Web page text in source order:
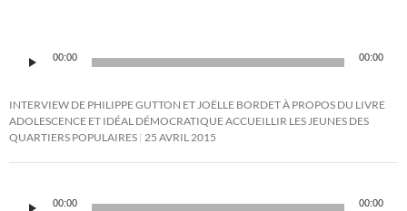
audio
00:00 00:00
INTERVIEW DE PHILIPPE GUTTON ET JOËLLE BORDET À PROPOS DU LIVRE
ADOLESCENCE ET IDÉAL DÉMOCRATIQUE ACCUEILLIR LES JEUNES DES
QUARTIERS POPULAIRES 25 AVRIL 2015
audio
00:00 00:00